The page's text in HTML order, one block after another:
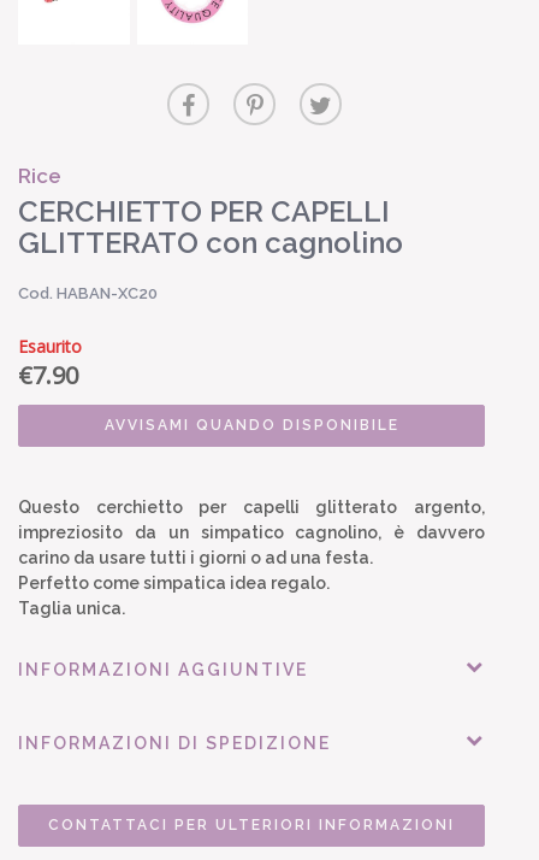
Rice
CERCHIETTO PER CAPELLI
GLITTERATO con cagnolino
Cod. HABAN-XC20
Esaurito
€7.90
AVVISAMI QUANDO DISPONIBILE
Questo cerchietto per capelli glitterato argento,
impreziosito da un simpatico cagnolino, è davvero
carino da usare tutti i giorni o ad una festa.
Perfetto come simpatica idea regalo.
Taglia unica.
INFORMAZIONI AGGIUNTIVE
INFORMAZIONI DI SPEDIZIONE
CONTATTACI PER ULTERIORI INFORMAZIONI